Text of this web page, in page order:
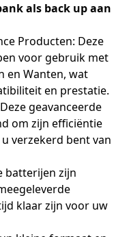
als back up aan
Producten: Deze
voor gebruik met
en Wanten, wat
en prestatie.
geavanceerde
om zijn efficiëntie
verzekerd bent van
batterijen zijn
klaar zijn voor uw